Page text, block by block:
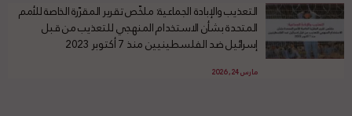
التعذيب والإبادة الجماعية: ملخّص تقرير المقرّرة الخاصة للأمم
المتحدة بشأن الاستخدام المنهجي للتعذيب من قبل
إسرائيل ضد الفلسطينيين منذ 7 أكتوبر 2023
مارس 24, 2026